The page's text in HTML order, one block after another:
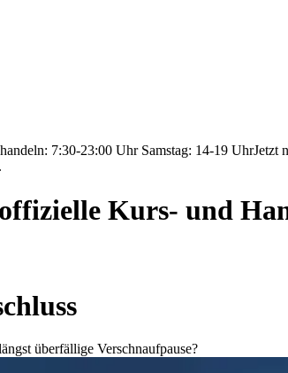
7:30-23:00 Uhr Samstag: 14-19 UhrJetzt
Kurs- und
überfällige Verschnaufpause?